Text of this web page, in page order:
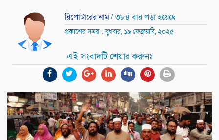
রিপোটারের নাম/ ৩৮৪ বার পড়া হয়েছে
প্রকাশের সময় : বুধবার, ১৯ ফেব্রুয়ারি, ২০২৫
এই সংবাদটি শেয়ার করুনঃ